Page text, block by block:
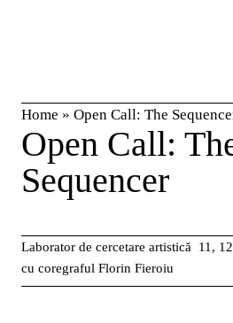
Home » Open Call: The
Open Call:
Sequencer
Laborator de cercetare artistică
cu coregraful Florin Fieroiu
11,